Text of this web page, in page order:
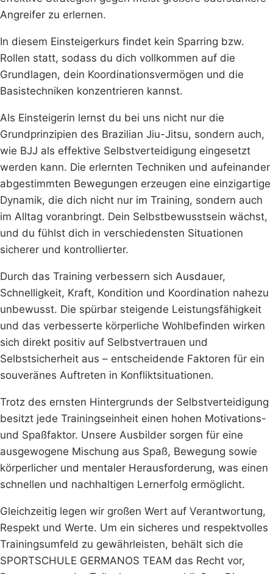
Angreifer zu erlernen.
In diesem Einsteigerkurs findet kein Sparring bzw.
Rollen statt, sodass du dich vollkommen auf die
Grundlagen, dein Koordinationsvermögen und die
Basistechniken konzentrieren kannst.
Als Einsteigerin lernst du bei uns nicht nur die
Grundprinzipien des Brazilian Jiu-Jitsu, sondern auch,
wie BJJ als effektive Selbstverteidigung eingesetzt
werden kann. Die erlernten Techniken und aufeinander
abgestimmten Bewegungen erzeugen eine einzigartige
Dynamik, die dich nicht nur im Training, sondern auch
im Alltag voranbringt. Dein Selbstbewusstsein wächst,
und du fühlst dich in verschiedensten Situationen
sicherer und kontrollierter.
Durch das Training verbessern sich Ausdauer,
Schnelligkeit, Kraft, Kondition und Koordination nahezu
unbewusst. Die spürbar steigende Leistungsfähigkeit
und das verbesserte körperliche Wohlbefinden wirken
sich direkt positiv auf Selbstvertrauen und
Selbstsicherheit aus – entscheidende Faktoren für ein
souveränes Auftreten in Konfliktsituationen.
Trotz des ernsten Hintergrunds der Selbstverteidigung
besitzt jede Trainingseinheit einen hohen Motivations-
und Spaßfaktor. Unsere Ausbilder sorgen für eine
ausgewogene Mischung aus Spaß, Bewegung sowie
körperlicher und mentaler Herausforderung, was einen
schnellen und nachhaltigen Lernerfolg ermöglicht.
Gleichzeitig legen wir großen Wert auf Verantwortung,
Respekt und Werte. Um ein sicheres und respektvolles
Trainingsumfeld zu gewährleisten, behält sich die
SPORTSCHULE GERMANOS TEAM das Recht vor,